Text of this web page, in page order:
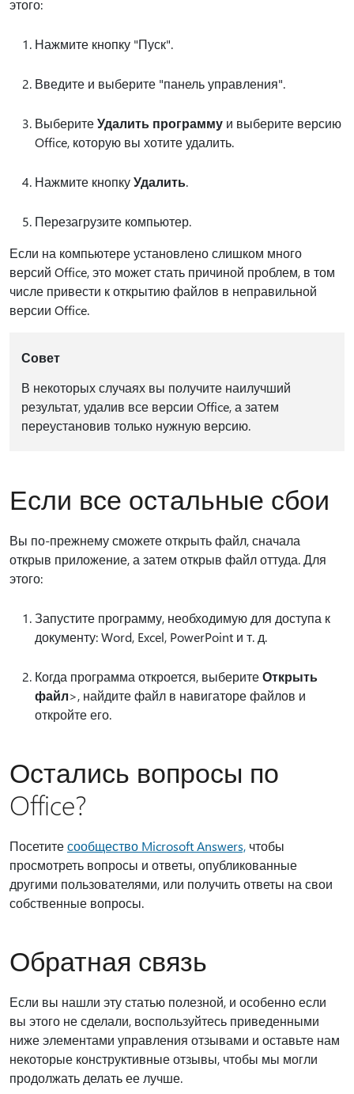
этого:
Нажмите кнопку "Пуск".
Введите и выберите "панель управления".
ВыберитеУдалить программу и выберите версию
Office, которую вы хотите удалить.
Нажмите кнопкуУдалить.
Перезагрузите компьютер.
Если на компьютере установлено слишком много
версий Office, это может стать причиной проблем, в том
числе привести к открытию файлов в неправильной
версии Office.
Совет
В некоторых случаях вы получите наилучший
результат, удалив все версии Office, а затем
переустановив только нужную версию.
Если все остальные сбои
Вы по-прежнему сможете открыть файл, сначала
открыв приложение, а затем открыв файл оттуда. Для
этого:
Запустите программу, необходимую для доступа к
документу: Word, Excel, PowerPoint и т. д.
Когда программа откроется, выберитеОткрыть
файл>, найдите файл в навигаторе файлов и
откройте его.
Остались вопросы по
Office?
Посетитесообщество Microsoft Answers, чтобы
просмотреть вопросы и ответы, опубликованные
другими пользователями, или получить ответы на свои
собственные вопросы.
Обратная связь
Если вы нашли эту статью полезной, и особенно если
вы этого не сделали, воспользуйтесь приведенными
ниже элементами управления отзывами и оставьте нам
некоторые конструктивные отзывы, чтобы мы могли
продолжать делать ее лучше.